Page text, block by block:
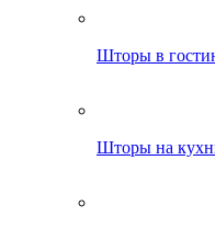
Шторы в
Шторы на